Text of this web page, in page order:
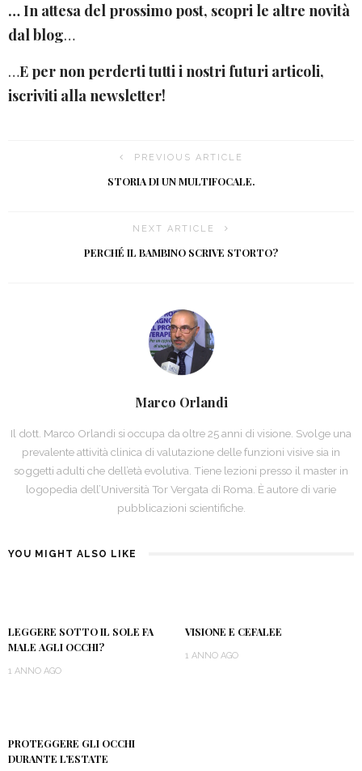
… In attesa del prossimo post, scopri le altre novità
dal blog…
…E per non perderti tutti i nostri futuri articoli,
iscriviti alla newsletter!
PREVIOUS ARTICLE
STORIA DI UN MULTIFOCALE.
NEXT ARTICLE
PERCHÉ IL BAMBINO SCRIVE STORTO?
Marco Orlandi
Il dott. Marco Orlandi si occupa da oltre 25 anni di visione. Svolge una
prevalente attività clinica di valutazione delle funzioni visive sia in
soggetti adulti che dell’età evolutiva. Tiene lezioni presso il master in
logopedia dell’Università Tor Vergata di Roma. È autore di varie
pubblicazioni scientifiche.
YOU MIGHT ALSO LIKE
LEGGERE SOTTO IL SOLE FA
MALE AGLI OCCHI?
1 ANNO AGO
VISIONE E CEFALEE
1 ANNO AGO
PROTEGGERE GLI OCCHI
DURANTE L’ESTATE